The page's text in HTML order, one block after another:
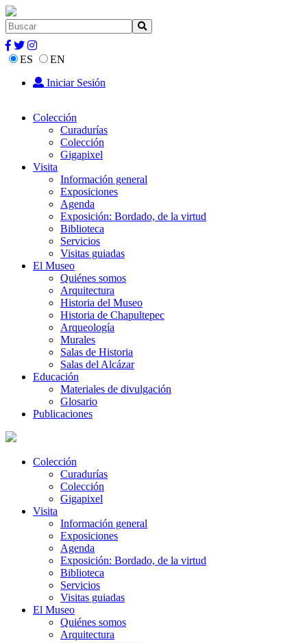
ES
EN
Iniciar Sesión
Colección
Curadurías
Colección
Gigapixel
Visita
Información general
Exposiciones
Agenda
Exposición: Bordado, de la virtud
Biblioteca
Servicios
Visitas guiadas
El Museo
Quiénes somos
Arquitectura
Historia del Museo
Historia de Chapultepec
Arqueología
Murales
Salas de Historia
Salas del Alcázar
Educación
Materiales de divulgación
Glosario
Publicaciones
Colección
Curadurías
Colección
Gigapixel
Visita
Información general
Exposiciones
Agenda
Exposición: Bordado, de la virtud
Biblioteca
Servicios
Visitas guiadas
El Museo
Quiénes somos
Arquitectura